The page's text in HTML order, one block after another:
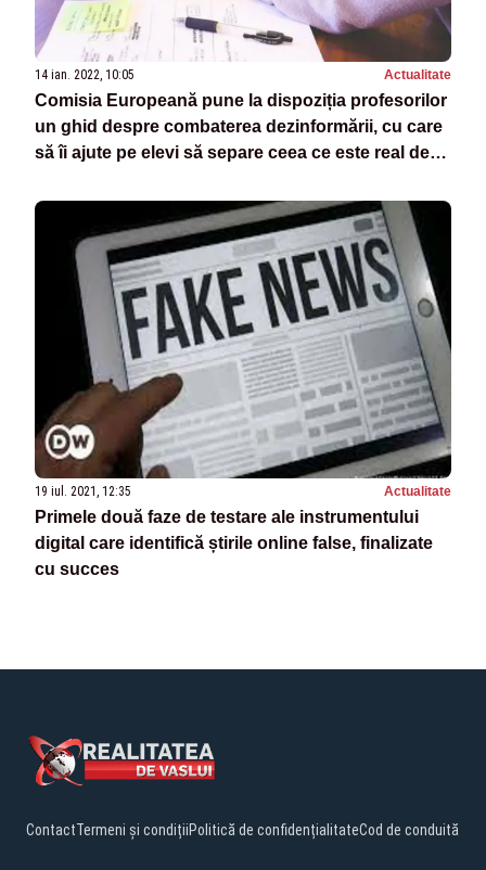
14 ian. 2022, 10:05 Actualitate
Comisia Europeană pune la dispoziția profesorilor
un ghid despre combaterea dezinformării, cu care
să îi ajute pe elevi să separe ceea ce este real de
19 iul. 2021, 12:35 Actualitate
Primele două faze de testare ale instrumentului
digital care identifică știrile online false, finalizate
cu succes
ContactTermeni și condițiiPolitică de confidențialitateCod de conduită